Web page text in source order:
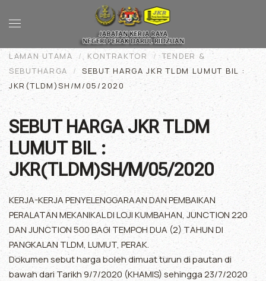
Skip to main content
LAMAN UTAMA KONTRAKTOR
TENDER &
SEBUTHARGA
SEBUT HARGA JKR TLDM LUMUT BIL :
JKR(TLDM)SH/M/05/2020
SEBUT HARGA JKR TLDM
LUMUT BIL :
JKR(TLDM)SH/M/05/2020
KERJA-KERJA PENYELENGGARAAN DAN PEMBAIKAN
PERALATAN MEKANIKAL DI LOJI KUMBAHAN, JUNCTION 220
DAN JUNCTION 500 BAGI TEMPOH DUA (2) TAHUN DI
PANGKALAN TLDM, LUMUT, PERAK.
Dokumen sebut harga boleh dimuat turun di pautan di
bawah dari Tarikh 9/7/2020 (KHAMIS) sehingga 23/7/2020